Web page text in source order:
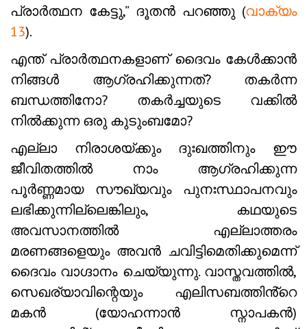
പ്രാർത്ഥന കേട്ടു,” ദൂതൻ പറഞ്ഞു (വാക്യം
13).
എന്ത് പ്രാർത്ഥനകളാണ് ദൈവം കേൾക്കാൻ
നിങ്ങൾ ആഗ്രഹിക്കുന്നത്? തകർന്ന
ബന്ധത്തിനോ? തകർച്ചയുടെ വക്കിൽ
നിൽക്കുന്ന ഒരു കുടുംബമോ?
എല്ലാ നിരാശയ്ക്കും ദുഃഖത്തിനും ഈ
ജീവിതത്തിൽ നാം ആഗ്രഹിക്കുന്ന
പൂർണ്ണമായ സൗഖ്യവും പുനഃസ്ഥാപനവും
ലഭിക്കുന്നില്ലെങ്കിലും, കഥയുടെ
അവസാനത്തിൽ എല്ലാത്തരം
മരണങ്ങളെയും അവൻ ചവിട്ടിമെതിക്കുമെന്ന്
ദൈവം വാഗ്ദാനം ചെയ്യുന്നു. വാസ്തവത്തിൽ,
സെഖര്യാവിന്റെയും എലിസബത്തിൻ്റെ
മകൻ (യോഹന്നാൻ സ്നാപകൻ)